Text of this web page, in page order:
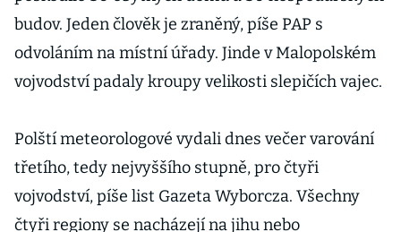
budov. Jeden člověk je zraněný, píše PAP s
odvoláním na místní úřady. Jinde v Malopolském
vojvodství padaly kroupy velikosti slepičích vajec.
Polští meteorologové vydali dnes večer varování
třetího, tedy nejvyššího stupně, pro čtyři
vojvodství, píše list Gazeta Wyborcza. Všechny
čtyři regiony se nacházejí na jihu nebo